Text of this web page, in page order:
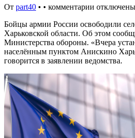
От part40 • • комментарии отключены
Бойцы армии России освободили
Харьковской области. Об этом
Министерства обороны. «Вчера
населённым пунктом Анискино
говорится в заявлении ведомства.